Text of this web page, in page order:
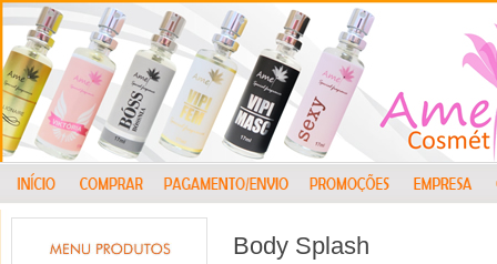
Body Splash